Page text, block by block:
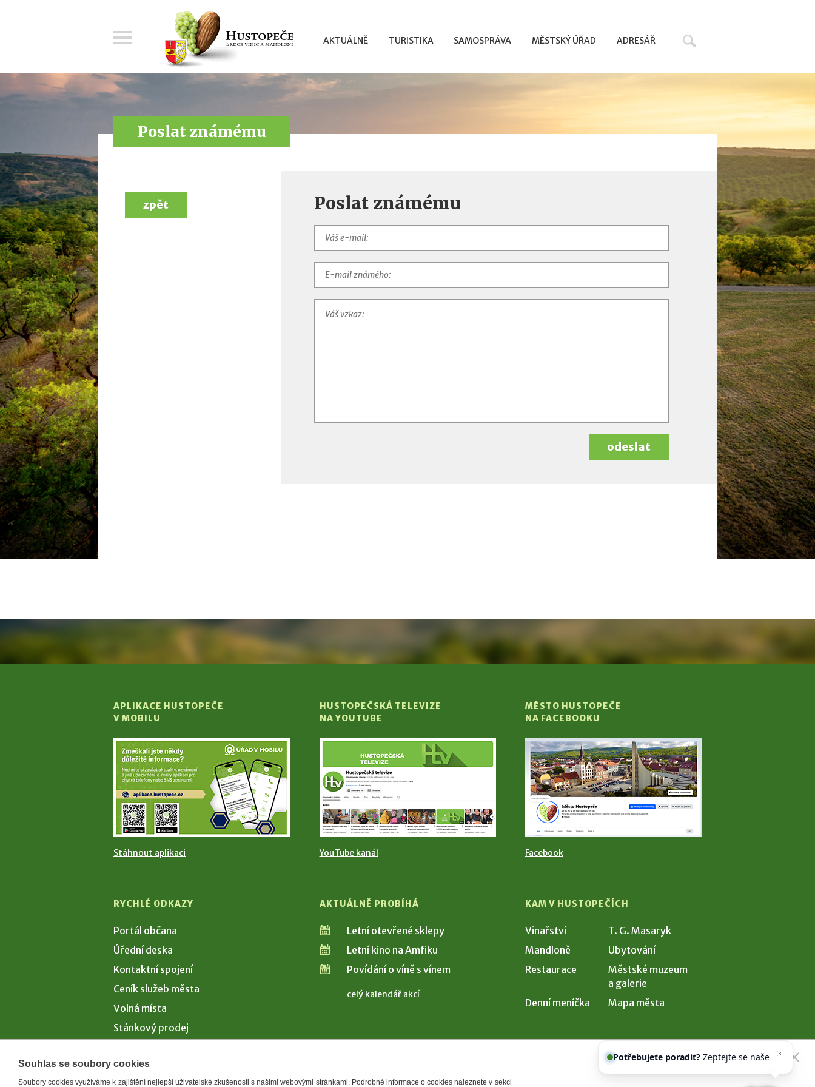
AKTUÁLNĚ TURISTIKA SAMOSPRÁVA MĚSTSKÝ ÚŘAD ADRESÁŘ
Poslat známému
Poslat známému
odeslat
zpět
APLIKACE HUSTOPEČE
V MOBILU
Stáhnout aplikaci
HUSTOPEČSKÁ TELEVIZE
NA YOUTUBE
YouTube kanál
MĚSTO HUSTOPEČE
NA FACEBOOKU
Facebook
RYCHLÉ ODKAZY
Portál občana
Úřední deska
Kontaktní spojení
Ceník služeb města
Volná místa
Stánkový prodej
AKTUÁLNĚ PROBÍHÁ
Letní otevřené sklepy
Letní kino na Amfiku
Povídání o víně s vínem
celý kalendář akcí
KAM V HUSTOPEČÍCH
Vinařství
T. G. Masaryk
Mandloně
Ubytování
Restaurace
Městské muzeum
a galerie
Denní meníčka
Mapa města
Souhlas se soubory cookies
Soubory cookies využíváme k zajištění nejlepší uživatelské zkušenosti s našimi webovými stránkami. Podrobné informace o cookies naleznete v sekci
našeho asistentaChettyho